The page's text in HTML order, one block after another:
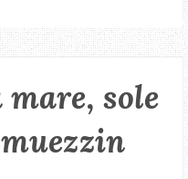
sole